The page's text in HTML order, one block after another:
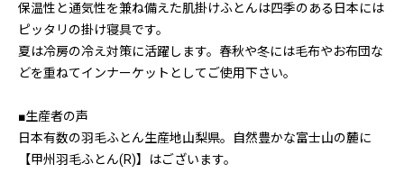
保温性と通気性を兼ね備えた肌掛けふとんは四季のある日本には
ピッタリの掛け寝具です。
夏は冷房の冷え対策に活躍します。春秋や冬には毛布やお布団な
どを重ねてインナーケットとしてご使用下さい。
■生産者の声
日本有数の羽毛ふとん生産地山梨県。自然豊かな富士山の麓に
【甲州羽毛ふとん(R)】はございます。